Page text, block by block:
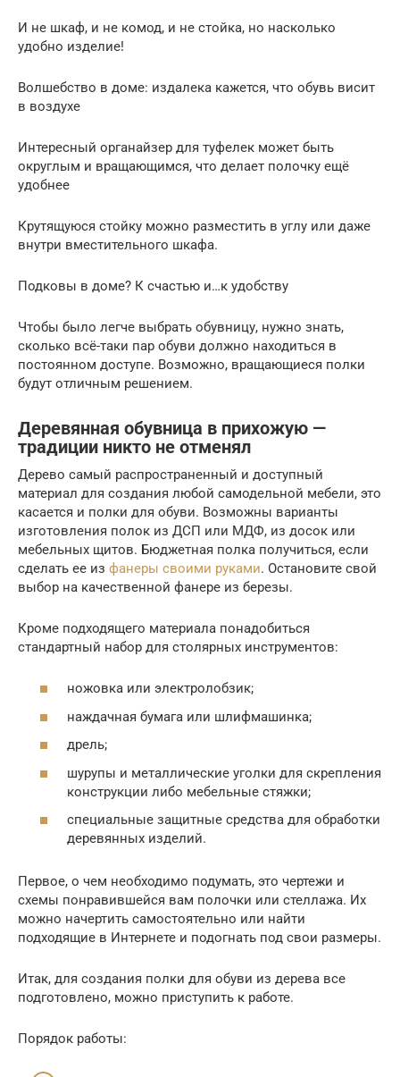
И не шкаф, и не комод, и не стойка, но насколько
удобно изделие!
Волшебство в доме: издалека кажется, что обувь висит
в воздухе
Интересный органайзер для туфелек может быть
округлым и вращающимся, что делает полочку ещё
удобнее
Крутящуюся стойку можно разместить в углу или даже
внутри вместительного шкафа.
Подковы в доме? К счастью и…к удобству
Чтобы было легче выбрать обувницу, нужно знать,
сколько всё-таки пар обуви должно находиться в
постоянном доступе. Возможно, вращающиеся полки
будут отличным решением.
Деревянная обувница в прихожую —
традиции никто не отменял
Дерево самый распространенный и доступный
материал для создания любой самодельной мебели, это
касается и полки для обуви. Возможны варианты
изготовления полок из ДСП или МДФ, из досок или
мебельных щитов. Бюджетная полка получиться, если
сделать ее из фанеры своими руками. Остановите свой
выбор на качественной фанере из березы.
Кроме подходящего материала понадобиться
стандартный набор для столярных инструментов:
ножовка или электролобзик;
наждачная бумага или шлифмашинка;
дрель;
шурупы и металлические уголки для скрепления
конструкции либо мебельные стяжки;
специальные защитные средства для обработки
деревянных изделий.
Первое, о чем необходимо подумать, это чертежи и
схемы понравившейся вам полочки или стеллажа. Их
можно начертить самостоятельно или найти
подходящие в Интернете и подогнать под свои размеры.
Итак, для создания полки для обуви из дерева все
подготовлено, можно приступить к работе.
Порядок работы: